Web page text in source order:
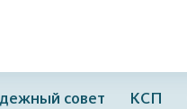
совет КСП